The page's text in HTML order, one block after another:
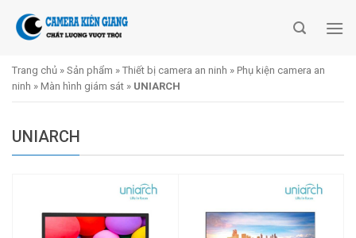
Trang chủ » Sản phẩm » Thiết bị camera an ninh » Phụ kiện camera an
ninh » Màn hình giám sát » UNIARCH
UNIARCH